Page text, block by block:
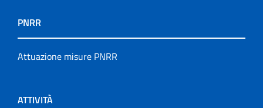
PNRR
Attuazione misure PNRR
ATTIVITÀ